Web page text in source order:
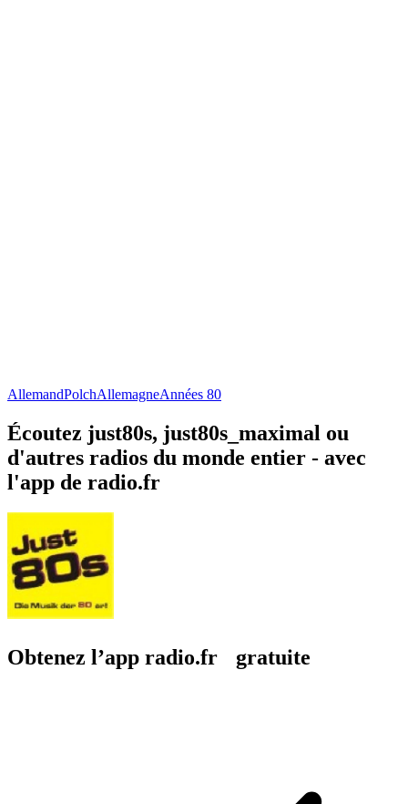
AllemandPolchAllemagneAnnées 80
Écoutez just80s, just80s_maximal ou
d'autres radios du monde entier - avec
l'app de radio.fr
Obtenez l’app radio.fr gratuite